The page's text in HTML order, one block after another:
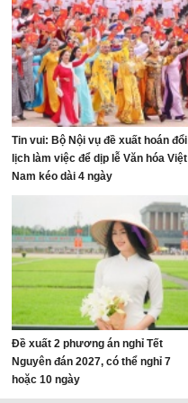
Tin vui: Bộ Nội vụ đề xuất hoán đổi
lịch làm việc để dịp lễ Văn hóa Việt
Nam kéo dài 4 ngày
Đề xuất 2 phương án nghỉ Tết
Nguyên đán 2027, có thể nghỉ 7
hoặc 10 ngày